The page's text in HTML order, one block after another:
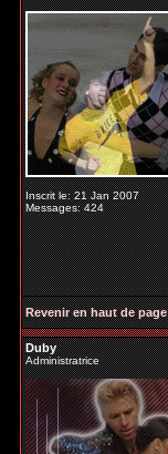
Inscrit le: 21 Jan 2007
Messages: 424
Revenir en haut de page
Duby
Administratrice